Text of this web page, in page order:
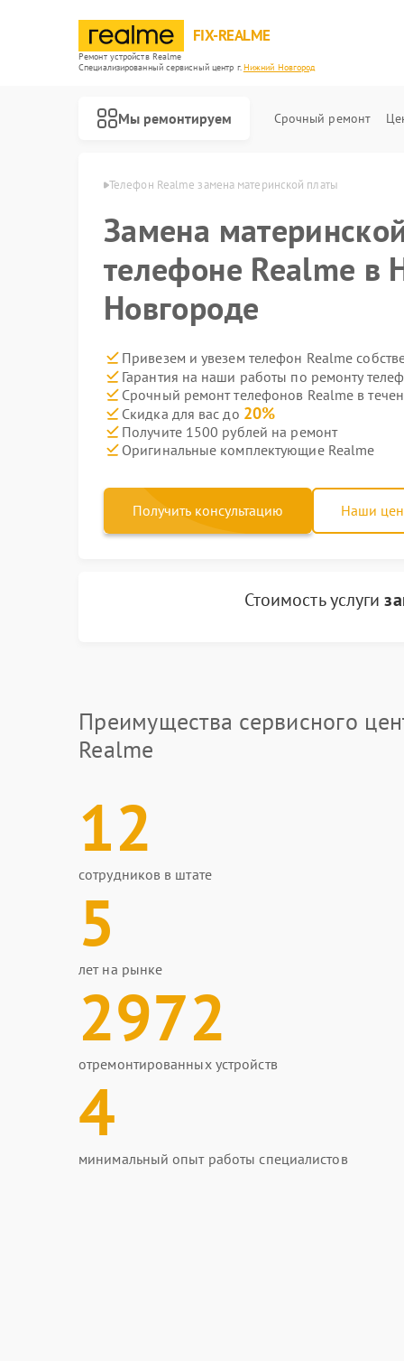
FIX-REALME
Ремонт устройств Realme
Специализированный cервисный центр г.Нижний Новгород
Мы ремонтируем Срочный ремонт
Телефон Realme замена материнской платы
Замена
телефоне Realme в
Новгороде
Привезем и увезем телефон Realme
Гарантия на наши работы по ремонту
Срочный ремонт телефонов Realme в
Скидка для вас до 20%
Получите 1500 рублей на ремонт
Оригинальные комплектующие Realme
Получить консультацию Наши
Стоимость услуги
Преимущества сервисного
Realme
12
сотрудников в штате
5
лет на рынке
2972
отремонтированных устройств
4
минимальный опыт работы специалистов